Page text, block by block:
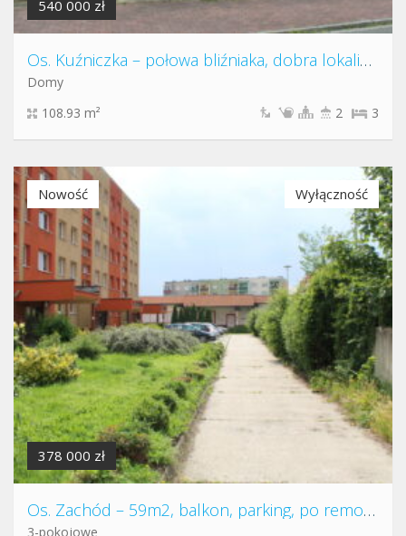
540 000 zł
Os. Kuźniczka – połowa bliźniaka, dobra lokalizacja
Domy
108.93 m²
3
2
378 000 zł
Nowość Wyłączność
Os. Zachód – 59m2, balkon, parking, po remoncie
3-pokojowe